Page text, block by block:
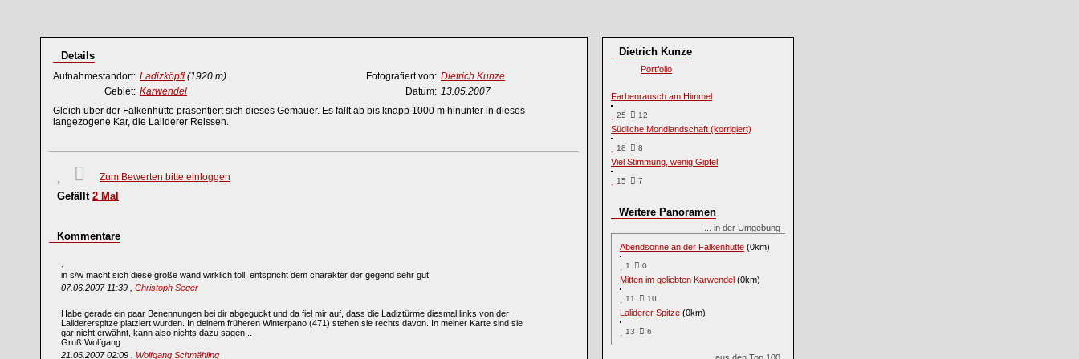
Details
Aufnahmestandort: Ladizköpfl (1920 m) Fotografiert von: Dietrich Kunze
Gebiet: Karwendel Datum: 13.05.2007
Gleich über der Falkenhütte präsentiert sich dieses Gemäuer. Es fällt ab bis knapp 1000 m hinunter in dieses
langezogene Kar, die Laliderer Reissen.
Zum Bewerten bitte einloggen
Gefällt 2 Mal
Kommentare
in s/w macht sich diese große wand wirklich toll. entspricht dem charakter der gegend sehr gut
07.06.2007 11:39 , Christoph Seger
Habe gerade ein paar Benennungen bei dir abgeguckt und da fiel mir auf, dass die Ladiztürme diesmal links von der
Lalidererspitze platziert wurden. In deinem früheren Winterpano (471) stehen sie rechts davon. In meiner Karte sind sie
gar nicht erwähnt, kann also nichts dazu sagen...
Gruß Wolfgang
21.06.2007 02:09 , Wolfgang Schmähling
Dietrich Kunze
Portfolio
Farbenrausch am Himmel
25 12
Südliche Mondlandschaft (korrigiert)
18 8
Viel Stimmung, wenig Gipfel
15 7
Weitere Panoramen
... in der Umgebung
Abendsonne an der Falkenhütte (0km)
1 0
Mitten im geliebten Karwendel (0km)
11 10
Laliderer Spitze (0km)
13 6